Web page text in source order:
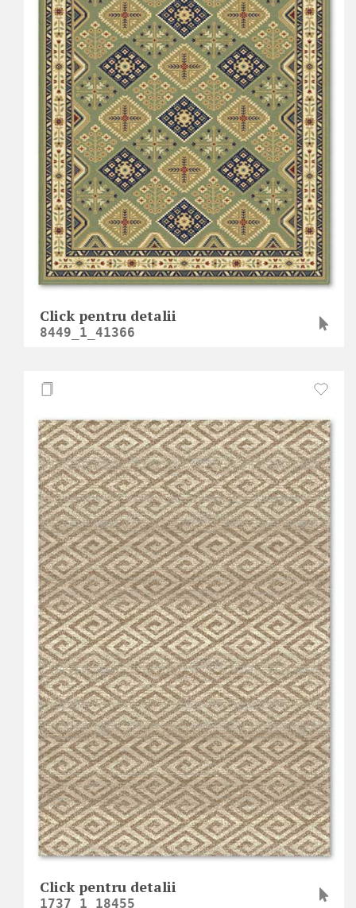
Click pentru detalii
8449_1_41366
Click pentru detalii
1737_1_18455